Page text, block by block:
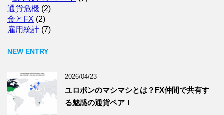
通貨危機 (2)
金とFX (2)
雇用統計 (7)
NEW ENTRY
2026/04/23
ユロポンのマシマシとは？FX仲間で共有す
る魅惑の通貨ペア！